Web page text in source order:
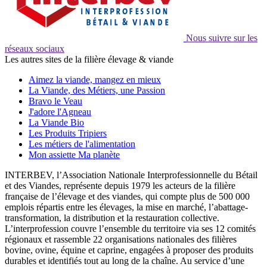
Nous suivre sur les
réseaux sociaux
Les autres sites de la filière élevage & viande
Aimez la viande, mangez en mieux
La Viande, des Métiers, une Passion
Bravo le Veau
J'adore l'Agneau
La Viande Bio
Les Produits Tripiers
Les métiers de l'alimentation
Mon assiette Ma planète
INTERBEV, l’Association Nationale Interprofessionnelle du Bétail
et des Viandes, représente depuis 1979 les acteurs de la filière
française de l’élevage et des viandes, qui compte plus de 500 000
emplois répartis entre les élevages, la mise en marché, l’abattage-
transformation, la distribution et la restauration collective.
L’interprofession couvre l’ensemble du territoire via ses 12 comités
régionaux et rassemble 22 organisations nationales des filières
bovine, ovine, équine et caprine, engagées à proposer des produits
durables et identifiés tout au long de la chaîne. Au service d’une